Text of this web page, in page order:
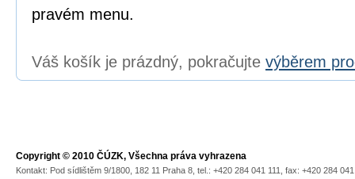
pravém menu.
Váš košík je prázdný, pokračujte výběrem
Copyright © 2010 ČÚZK, Všechna práva vyhrazena
Kontakt: Pod sídlištěm 9/1800, 182 11 Praha 8, tel.: +420 284 041 111, fax: +420 284